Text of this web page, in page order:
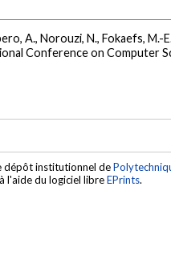
A., Norouzi, N., Fokaefs, M.-
Conference on Computer
dépôt institutionnel de
l'aide du logiciel libreEPrints.